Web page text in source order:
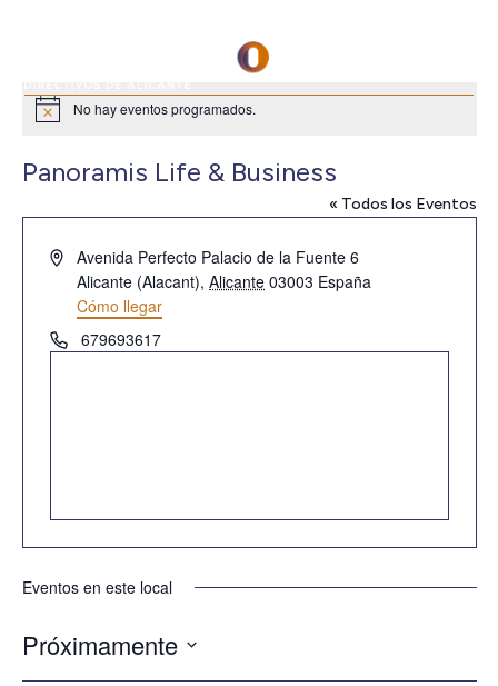
Aviso No hay eventos programados.
Panoramis Life & Business
« Todos los Eventos
Dirección
Avenida Perfecto Palacio de la Fuente 6
Alicante (Alacant), Alicante 03003 España
Cómo llegar
Teléfono679693617
Eventos en este local
Próximamente